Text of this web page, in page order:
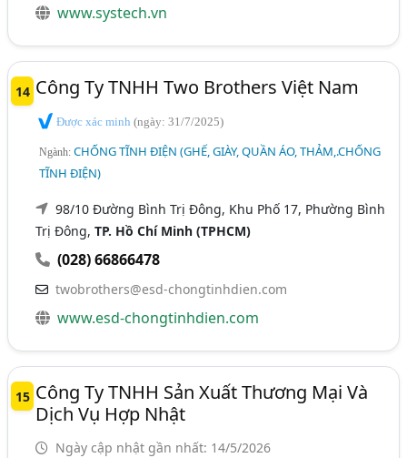
www.systech.vn
14 Công Ty TNHH Two Brothers Việt Nam
Được xác minh(ngày: 31/7/2025)
Ngành:CHỐNG TĨNH ĐIỆN (GHẾ, GIÀY, QUẦN ÁO, THẢM,.CHỐNG
TĨNH ĐIỆN)
98/10 Đường Bình Trị Đông, Khu Phố 17, Phường Bình
Trị Đông,TP. Hồ Chí Minh (TPHCM)
(028) 66866478
twobrothers@esd-chongtinhdien.com
www.esd-chongtinhdien.com
15 Công Ty TNHH Sản Xuất Thương Mại Và
Dịch Vụ Hợp Nhật
Ngày cập nhật gần nhất: 14/5/2026